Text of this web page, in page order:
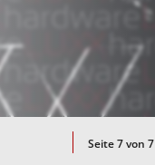
Seite 7 von 7